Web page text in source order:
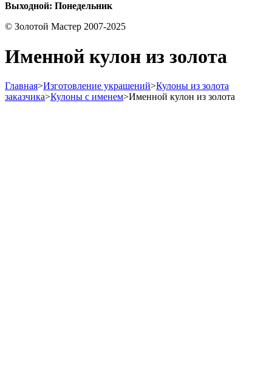
Выходной: Понедельник
© Золотой Мастер 2007-2025
Именной кулон из золота
Главная>Изготовление украшений>Кулоны из золота
заказчика>Кулоны с именем>Именной кулон из золота